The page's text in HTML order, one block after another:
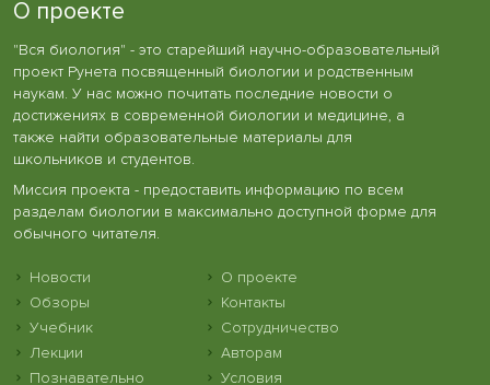
О проекте
"Вся биология" - это старейший научно-образовательный
проект Рунета посвященный биологии и родственным
наукам. У нас можно почитать последние новости о
достижениях в современной биологии и медицине, а
также найти образовательные материалы для
школьников и студентов.
Миссия проекта - предоставить информацию по всем
разделам биологии в максимально доступной форме для
обычного читателя.
Новости
Обзоры
Учебник
Лекции
Познавательно
О проекте
Контакты
Сотрудничество
Авторам
Условия